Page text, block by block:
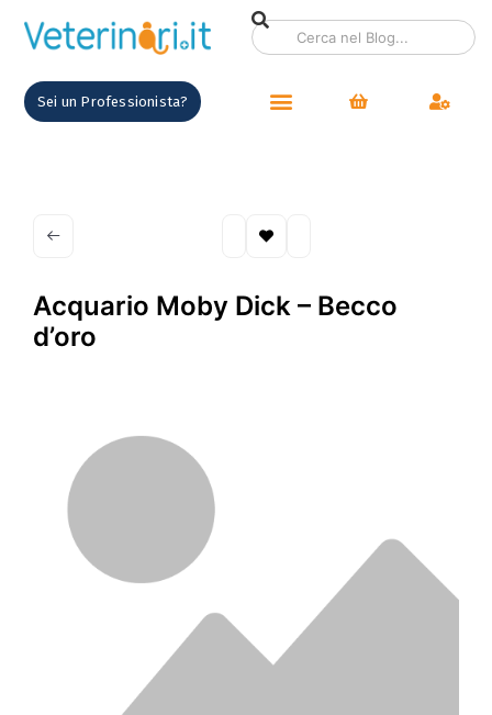
Sei un Professionista?
Acquario Moby Dick – Becco
d’oro